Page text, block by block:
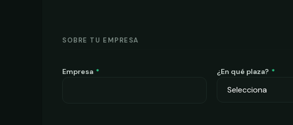
SOBRE TU EMPRESA
Empresa * ¿En qué plaza? *